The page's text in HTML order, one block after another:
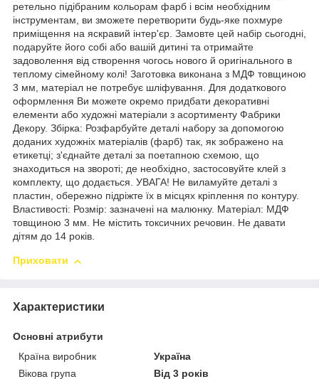
ретельно підібраним кольорам фарб і всім необхідним
інструментам, ви зможете перетворити будь-яке похмуре
приміщення на яскравий інтер'єр. Замовте цей набір сьогодні,
подаруйте його собі або вашій дитині та отримайте
задоволення від створення чогось нового й оригінального в
теплому сімейному колі! Заготовка виконана з МДФ товщиною
3 мм, матеріал не потребує шліфування. Для додаткового
оформлення Ви можете окремо придбати декоративні
елементи або художні матеріали з асортименту Фабрики
Декору. Збірка: Розфарбуйте деталі набору за допомогою
доданих художніх матеріалів (фарб) так, як зображено на
етикетці; з'єднайте деталі за поетапною схемою, що
знаходиться на звороті; де необхідно, застосовуйте клей з
комплекту, що додається. УВАГА! Не виламуйте деталі з
пластин, обережно підріжте їх в місцях кріплення по контуру.
Властивості: Розмір: зазначені на малюнку. Матеріал: МДФ
товщиною 3 мм. Не містить токсичних речовин. Не давати
дітям до 14 років.
Приховати
Характеристики
Основні атрибути
Країна виробник
Україна
Вікова група
Від 3 років